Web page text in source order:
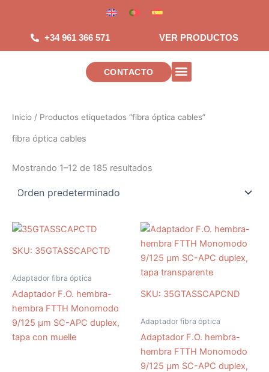
contenido
+34 961 366 571 VER PRODUCTOS
CONTACTO
Inicio / Productos etiquetados “fibra óptica cables”
fibra óptica cables
Mostrando 1–12 de 185 resultados
SKU: 35GTASSCAPCTD
Adaptador fibra óptica
Adaptador F.O. hembra-
hembra FTTH Monomodo
9/125 µm SC-APC duplex,
tapa con muelle
SKU: 35GTASSCAPCND
Adaptador fibra óptica
Adaptador F.O. hembra-
hembra FTTH Monomodo
9/125 µm SC-APC duplex,